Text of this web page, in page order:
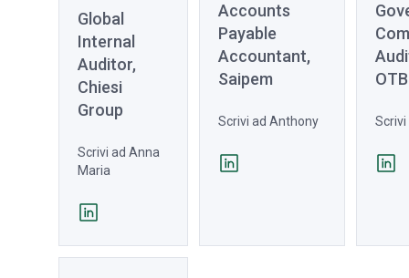
Global
Internal
Auditor,
Chiesi
Group
Scrivi ad Anna
Maria
Accounts
Payable
Accountant,
Saipem
Scrivi ad Anthony Scrivi